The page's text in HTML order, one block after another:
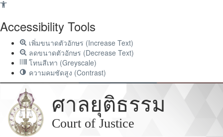
Accessibility Tools
เพิ่มขนาดตัวอักษร (Increase Text)
ลดขนาดตัวอักษร (Decrease Text)
โทนสีเทา (Greyscale)
ความคมชัดสูง (Contrast)
ศาลยุติธรรม
Court of Justice